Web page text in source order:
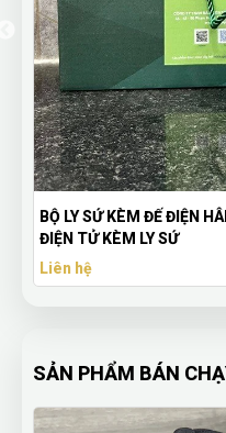
NÓNG
Áo Thun Thêu
Theo Yêu Cầu
SẢN PHẨM BÁN